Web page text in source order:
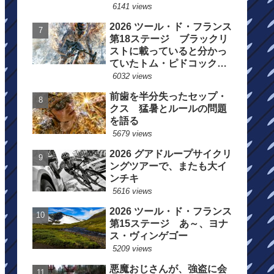
6141 views
2026 ツール・ド・フランス
第18ステージ ブラックリ
ストに載っていると分かっ
ていたトム・ピドコックは
総合順位死守に
6032 views
前歯を半分失ったセップ・
クス 猛暑とルールの問題
を語る
5679 views
2026 グアドループサイクリ
ングツアーで、またも大イ
ンチキ
5616 views
2026 ツール・ド・フランス
第15ステージ あ～、ヨナ
ス・ヴィンゲゴー
5209 views
悪魔おじさんが、強盗に会